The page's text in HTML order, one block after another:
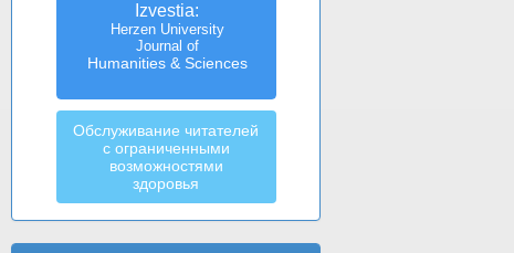
Izvestia:
Herzen University
Journal of
Humanities & Sciences
Обслуживание читателей
с ограниченными
возможностями
здоровья